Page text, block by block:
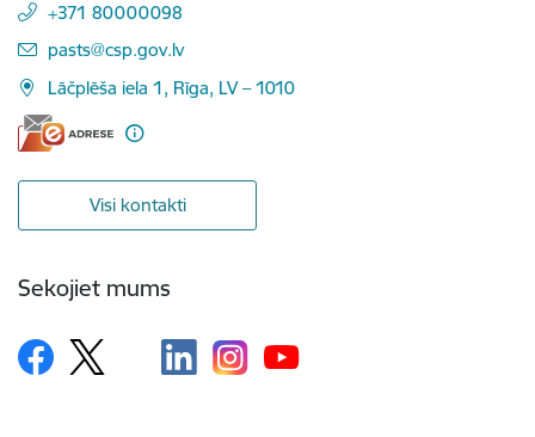
+371 80000098
E-pasts:
pasts@csp.gov.lv
Lāčplēša iela 1, Rīga, LV – 1010
Visi kontakti
Sekojiet mums